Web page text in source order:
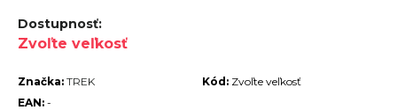
Zvoľte veľkosť
Kód: Zvoľte veľkosť
Značka: TREK
EAN: -
m